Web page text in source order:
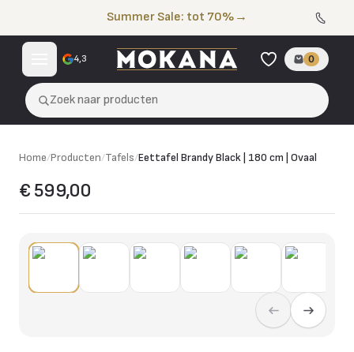
Summer Sale: tot 70% →
4,3 0
Zoek naar producten
Home/Producten/Tafels/Eettafel Brandy Black | 180 cm | Ovaal
€ 599,00